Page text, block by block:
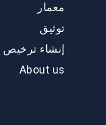
معمار
توثيق
إنشاء ترخيص
About us